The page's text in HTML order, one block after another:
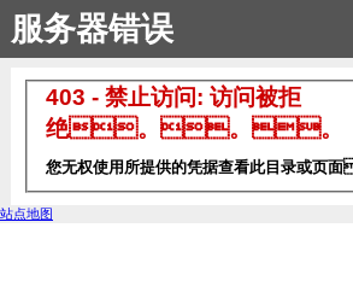
服务器错误
403 - 禁止访问: 访问被拒
绝。。。
您无权使用所提供的凭据查看此目录或页
站点地图